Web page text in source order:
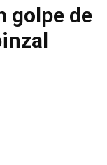
golpe de